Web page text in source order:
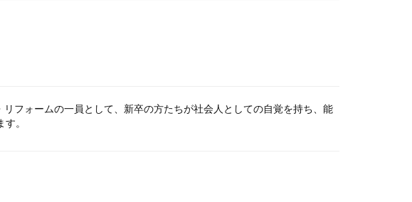
フォームの一員として、新卒の方たちが社会人としての自覚を持ち、能
。